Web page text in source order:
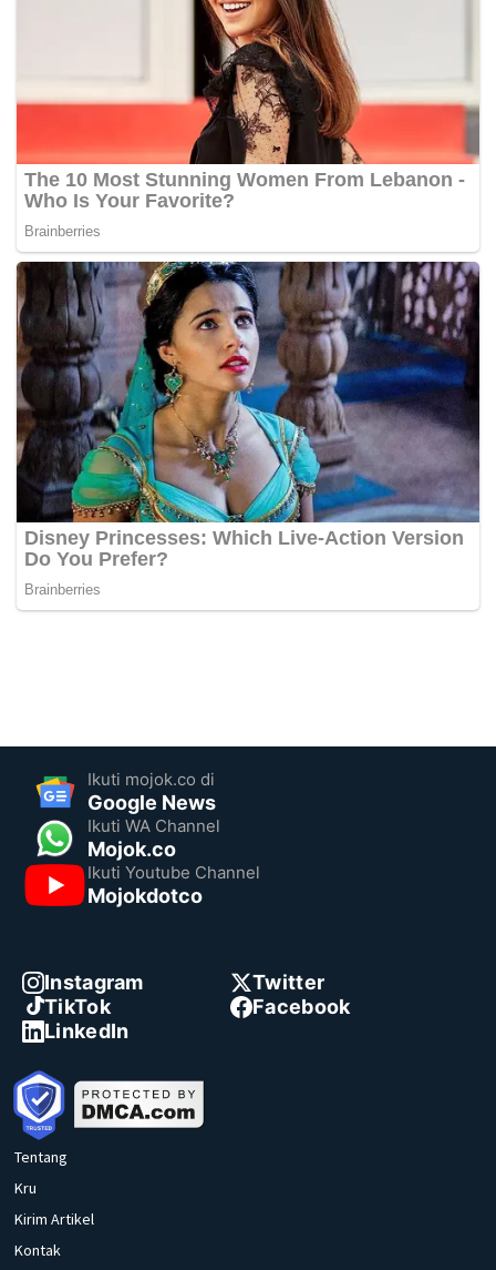
Ikuti mojok.co di
Google News
Ikuti WA Channel
Mojok.co
Ikuti Youtube Channel
Mojokdotco
Instagram
Twitter
TikTok
Facebook
LinkedIn
Tentang
Kru
Kirim Artikel
Kontak